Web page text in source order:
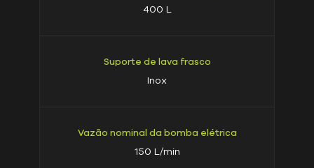
400 L
Suporte de lava frasco
Inox
Vazão nominal da bomba elétrica
150 L/min